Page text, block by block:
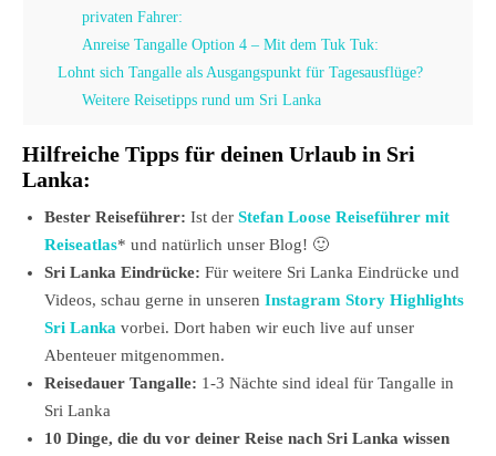
privaten Fahrer:
Anreise Tangalle Option 4 – Mit dem Tuk Tuk:
Lohnt sich Tangalle als Ausgangspunkt für Tagesausflüge?
Weitere Reisetipps rund um Sri Lanka
Hilfreiche Tipps für deinen Urlaub in Sri
Lanka:
Bester Reiseführer: Ist der Stefan Loose Reiseführer mit
Reiseatlas* und natürlich unser Blog! 🙂
Sri Lanka Eindrücke: Für weitere Sri Lanka Eindrücke und
Videos, schau gerne in unseren Instagram Story Highlights
Sri Lanka vorbei. Dort haben wir euch live auf unser
Abenteuer mitgenommen.
Reisedauer Tangalle: 1-3 Nächte sind ideal für Tangalle in
Sri Lanka
10 Dinge, die du vor deiner Reise nach Sri Lanka wissen